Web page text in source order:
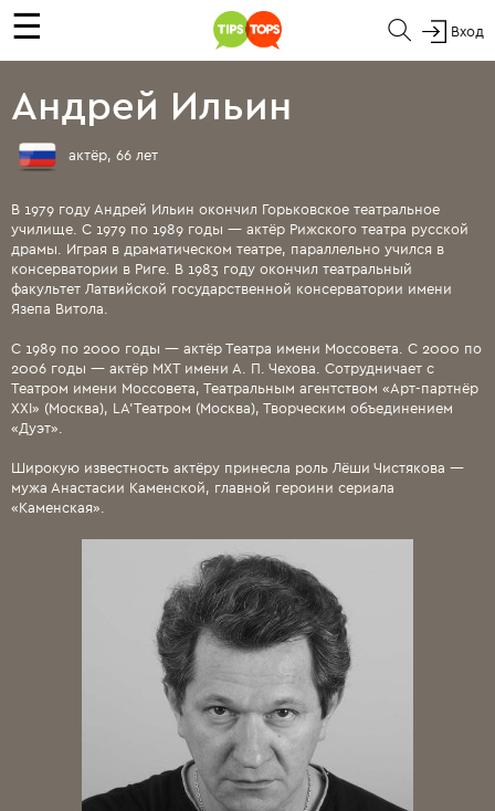
☰ Вход
Андрей Ильин
актёр, 66 лет
В 1979 году Андрей Ильин окончил Горьковское театральное
училище. С 1979 по 1989 годы — актёр Рижского театра русской
драмы. Играя в драматическом театре, параллельно учился в
консерватории в Риге. В 1983 году окончил театральный
факультет Латвийской государственной консерватории имени
Язепа Витола.
С 1989 по 2000 годы — актёр Театра имени Моссовета. С 2000 по
2006 годы — актёр МХТ имени А. П. Чехова. Сотрудничает с
Театром имени Моссовета, Театральным агентством «Арт-партнёр
ХХI» (Москва), LA’Театром (Москва), Творческим объединением
«Дуэт».
Широкую известность актёру принесла роль Лёши Чистякова —
мужа Анастасии Каменской, главной героини сериала
«Каменская».